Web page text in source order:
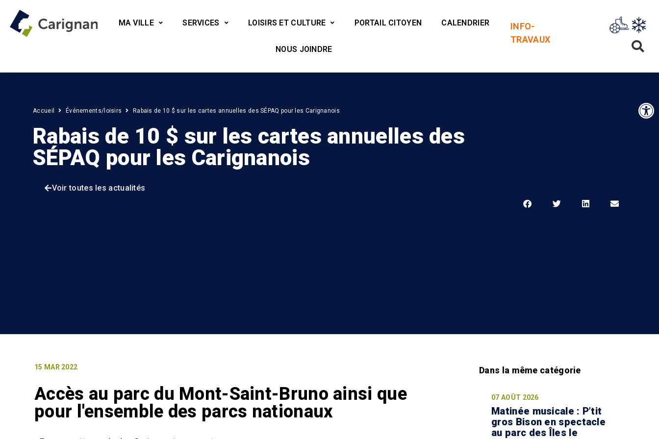
MA VILLE SERVICES LOISIRS ET CULTURE PORTAIL CITOYEN CALENDRIER
NOUS JOINDRE
INFO-
TRAVAUX
Accueil Événements/loisirs Rabais de 10 $ sur les cartes annuelles des SÉPAQ pour les Carignanois
Rabais de 10 $ sur les cartes annuelles des
SÉPAQ pour les Carignanois
Voir toutes les actualités
15 MAR 2022
Accès au parc du Mont-Saint-Bruno ainsi que
pour l'ensemble des parcs nationaux
07 AOÛT 2026
Matinée musicale : P’tit
gros Bison en spectacle
au parc des Îles le